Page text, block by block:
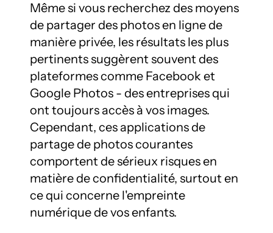
Même si vous recherchez des moyens
de partager des photos en ligne de
manière privée, les résultats les plus
pertinents suggèrent souvent des
plateformes comme Facebook et
Google Photos - des entreprises qui
ont toujours accès à vos images.
Cependant, ces applications de
partage de photos courantes
comportent de sérieux risques en
matière de confidentialité, surtout en
ce qui concerne l'empreinte
numérique de vos enfants.